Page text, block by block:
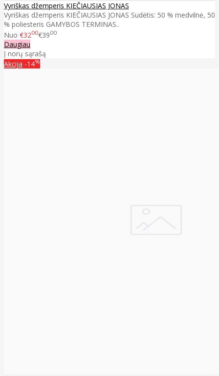
Vyriškas džemperis KIEČIAUSIAS JONAS
Vyriškas džemperis KIEČIAUSIAS JONAS Sudėtis: 50 % medvilnė, 50
% poliesteris GAMYBOS TERMINAS..
Nuo €3200€3900
Daugiau
Į norų sąrašą
Akcija -14%